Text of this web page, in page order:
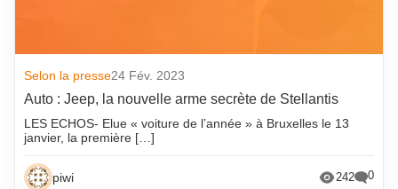
Selon la presse24 Fév. 2023
Auto : Jeep, la nouvelle arme secrète de Stellantis
LES ECHOS- Elue « voiture de l’année » à Bruxelles le 13
janvier, la première […]
piwi 242 0